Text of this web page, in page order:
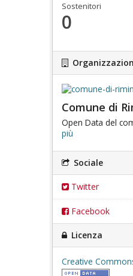
Sostenitori
0
Comune di
Open Data del
più
Sociale
Twitter
Facebook
Licenza
Creative